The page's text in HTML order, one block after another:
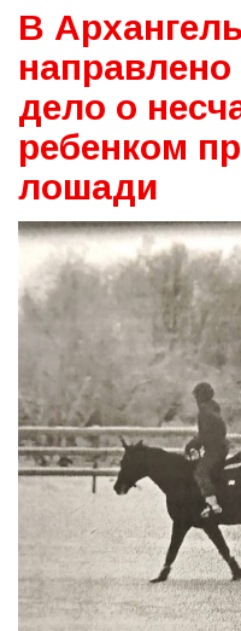
В
направлено
дело о
ребенком
лошади